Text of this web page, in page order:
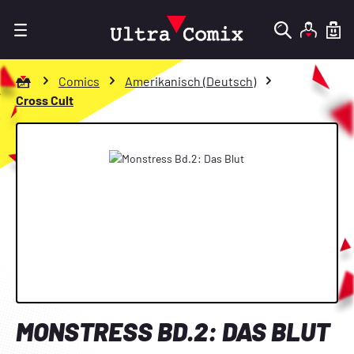
Zur Startseite gehen
Comics
Amerikanisch (Deutsch)
Cross Cult
Bildergalerie überspringen
MONSTRESS BD.2: DAS BLUT